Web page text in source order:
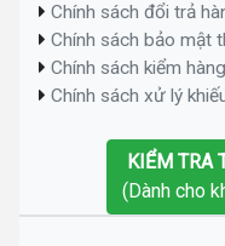
Chính sách đổi trả
Chính sách bảo mật
Chính sách kiểm hàng
Chính sách xử lý
KIỂM TRA
(Dành cho